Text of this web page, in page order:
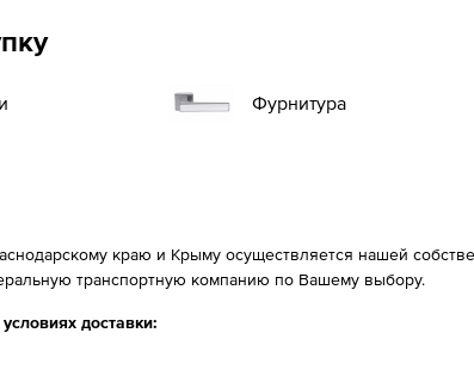
Фурнитура
краю и Крыму осуществляется нашей
транспортную компанию по Вашему выбору.
доставки: